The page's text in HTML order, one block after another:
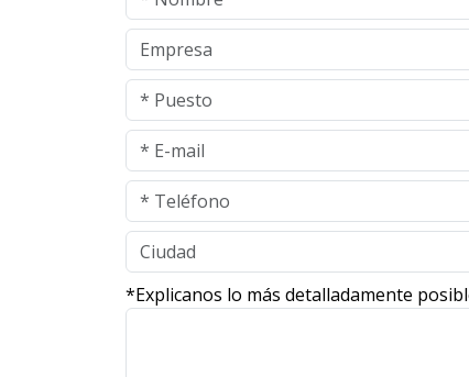
*Explicanos lo más detalladamente